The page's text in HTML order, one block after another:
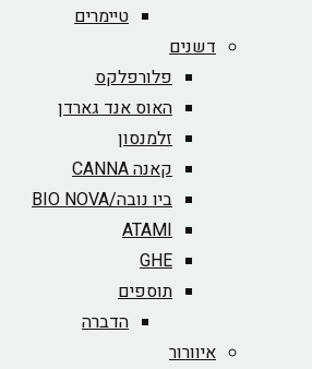
טיימרים
דשנים
פלורפלקס
האוס אנד גארדן
זלמנסון
קאנה CANNA
ביו נובה/BIO NOVA‏
ATAMI
GHE
תוספים
הדברה
איוורור